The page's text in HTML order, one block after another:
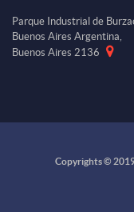
Parque Industrial de
Buenos Aires Argentina,
Buenos Aires 2136
Copyrights © 2019